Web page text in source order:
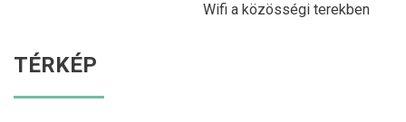
Wifi a közösségi terekben
TÉRKÉP